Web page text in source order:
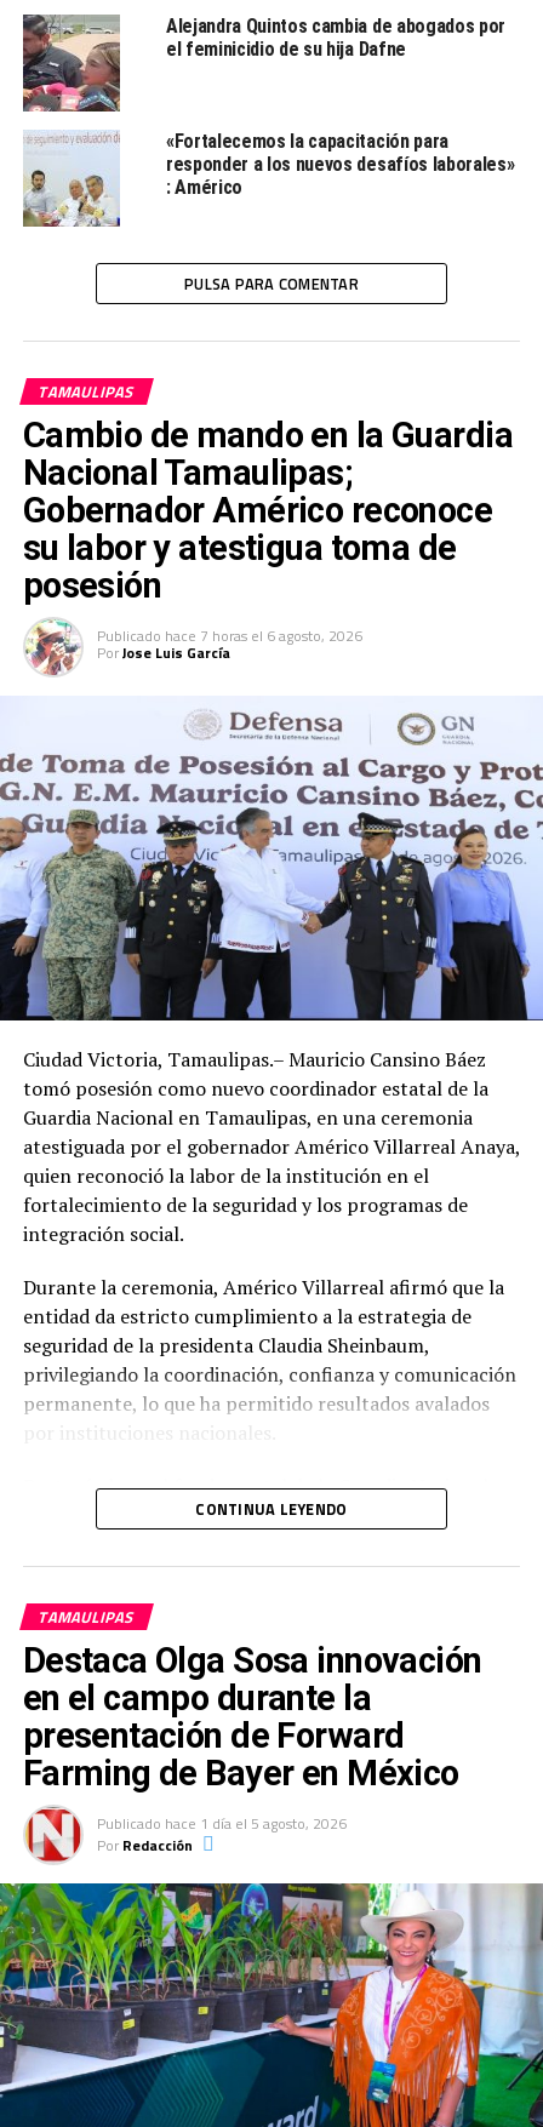
Redacción
Desde la redacción.
Alejandra Quintos cambia de abogados por
el feminicidio de su hija Dafne
«Fortalecemos la capacitación para
responder a los nuevos desafíos laborales»
: Américo
PULSA PARA COMENTAR
TAMAULIPAS
Cambio de mando en la Guardia
Nacional Tamaulipas;
Gobernador Américo reconoce
su labor y atestigua toma de
posesión
Publicado hace 7 horas el 6 agosto, 2026
PorJose Luis García
Ciudad Victoria, Tamaulipas.– Mauricio Cansino Báez
tomó posesión como nuevo coordinador estatal de la
Guardia Nacional en Tamaulipas, en una ceremonia
atestiguada por el gobernador Américo Villarreal Anaya,
quien reconoció la labor de la institución en el
fortalecimiento de la seguridad y los programas de
integración social.
Durante la ceremonia, Américo Villarreal afirmó que la
entidad da estricto cumplimiento a la estrategia de
seguridad de la presidenta Claudia Sheinbaum,
privilegiando la coordinación, confianza y comunicación
permanente, lo que ha permitido resultados avalados
por instituciones nacionales.
Destacó el papel fundamental de la Guardia Nacional en
la generación de inteligencia y el incremento de
disuasión, prevención y atención de hechos delictivos.
El general Andrés Ojeda Ramírez tomó la protesta al
nuevo coordinador, quien cuenta con amplia trayectoria
militar.
CONTINUA LEYENDO
TAMAULIPAS
Destaca Olga Sosa innovación
en el campo durante la
presentación de Forward
Farming de Bayer en México
Publicado hace 1 día el 5 agosto, 2026
Por Redacción